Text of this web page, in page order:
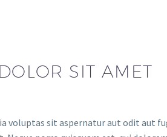
SIT AMET
voluptas sit aspernatur aut odit aut